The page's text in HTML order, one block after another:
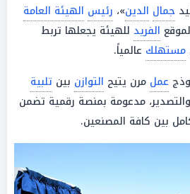
جمال الدين»، رئيس الهيئة العامة
الفريد للهيئة يجعلها تربط
مستهلك عالمياً.
عمل مرن يتيح التوازن بين تلبية
والتصدير، مدعومة بمنصة رقمية تضمن
بين كافة المصنعين.